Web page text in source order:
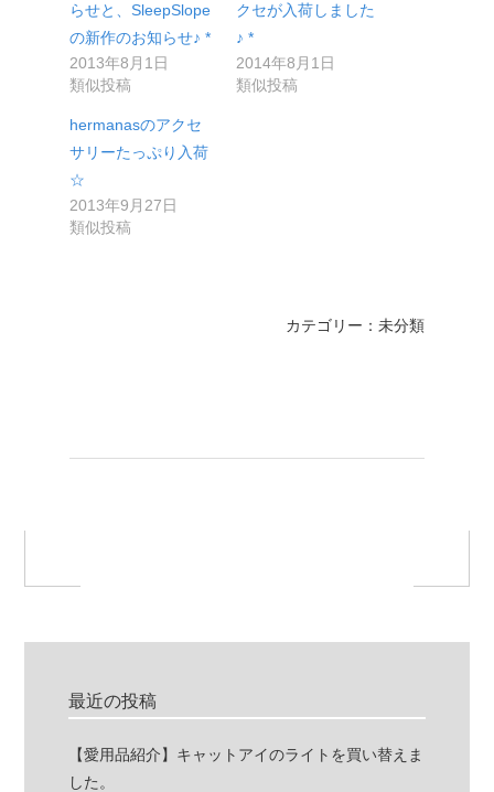
らせと、SleepSlope
の新作のお知らせ♪ *
2013年8月1日
類似投稿
クセが入荷しました
♪ *
2014年8月1日
類似投稿
hermanasのアクセ
サリーたっぷり入荷
☆
2013年9月27日
類似投稿
カテゴリー：未分類
最近の投稿
【愛用品紹介】キャットアイのライトを買い替えま
した。